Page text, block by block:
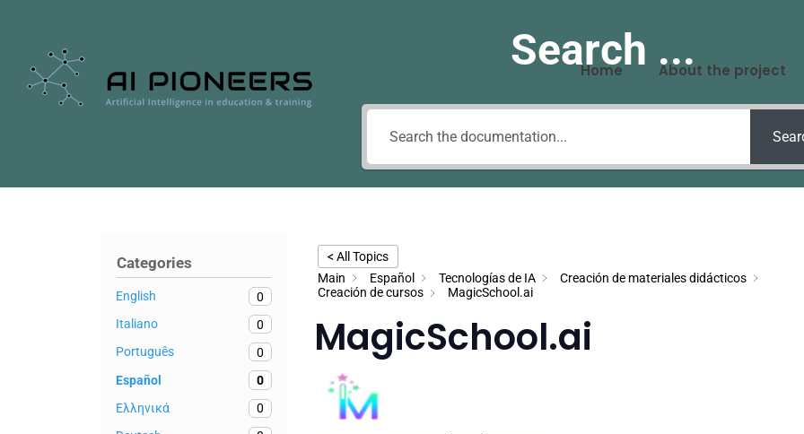
Home About the project
Search ...
Categories
English
0
Italiano
0
Português
0
Español
0
Ελληνικά
0
< All Topics
Main
Español Tecnologías de IA
Creación de materiales didácticos
Creación de cursos
MagicSchool.ai
MagicSchool.ai